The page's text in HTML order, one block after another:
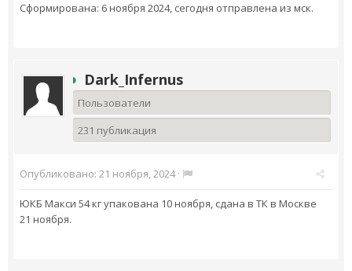
Сформирована: 6 ноября 2024, сегодня отправлена из мск.
Dark_Infernus
Пользователи
231 публикация
Опубликовано: 21 ноября, 2024·
ЮКБ Макси 54 кг упакована 10 ноября, сдана в ТК в Москве
21 ноября.